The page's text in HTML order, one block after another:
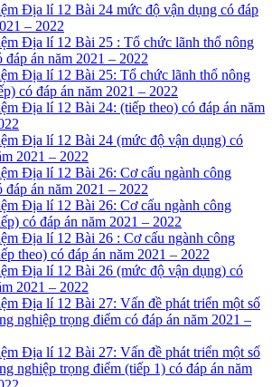
Địa lí 12 Bài 24 mức độ vận dụng có đáp
– 2022
Địa lí 12 Bài 25 : Tổ chức lãnh thổ nông
đáp án năm 2021 – 2022
Địa lí 12 Bài 25: Tổ chức lãnh thổ nông
có đáp án năm 2021 – 2022
Địa lí 12 Bài 24: (tiếp theo) có đáp án năm
Địa lí 12 Bài 24 (mức độ vận dụng) có
2021 – 2022
Địa lí 12 Bài 26: Cơ cấu ngành công
đáp án năm 2021 – 2022
Địa lí 12 Bài 26: Cơ cấu ngành công
có đáp án năm 2021 – 2022
Địa lí 12 Bài 26 : Cơ cấu ngành công
theo) có đáp án năm 2021 – 2022
Địa lí 12 Bài 26 (mức độ vận dụng) có
2021 – 2022
Địa lí 12 Bài 27: Vấn đề phát triển một số
nghiệp trọng điểm có đáp án năm 2021 –
Địa lí 12 Bài 27: Vấn đề phát triển một số
nghiệp trọng điểm (tiếp 1) có đáp án năm